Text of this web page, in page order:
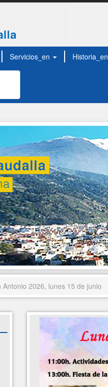
Servicios_en Historia_en
Antonio 2026, lunes 15 de junio